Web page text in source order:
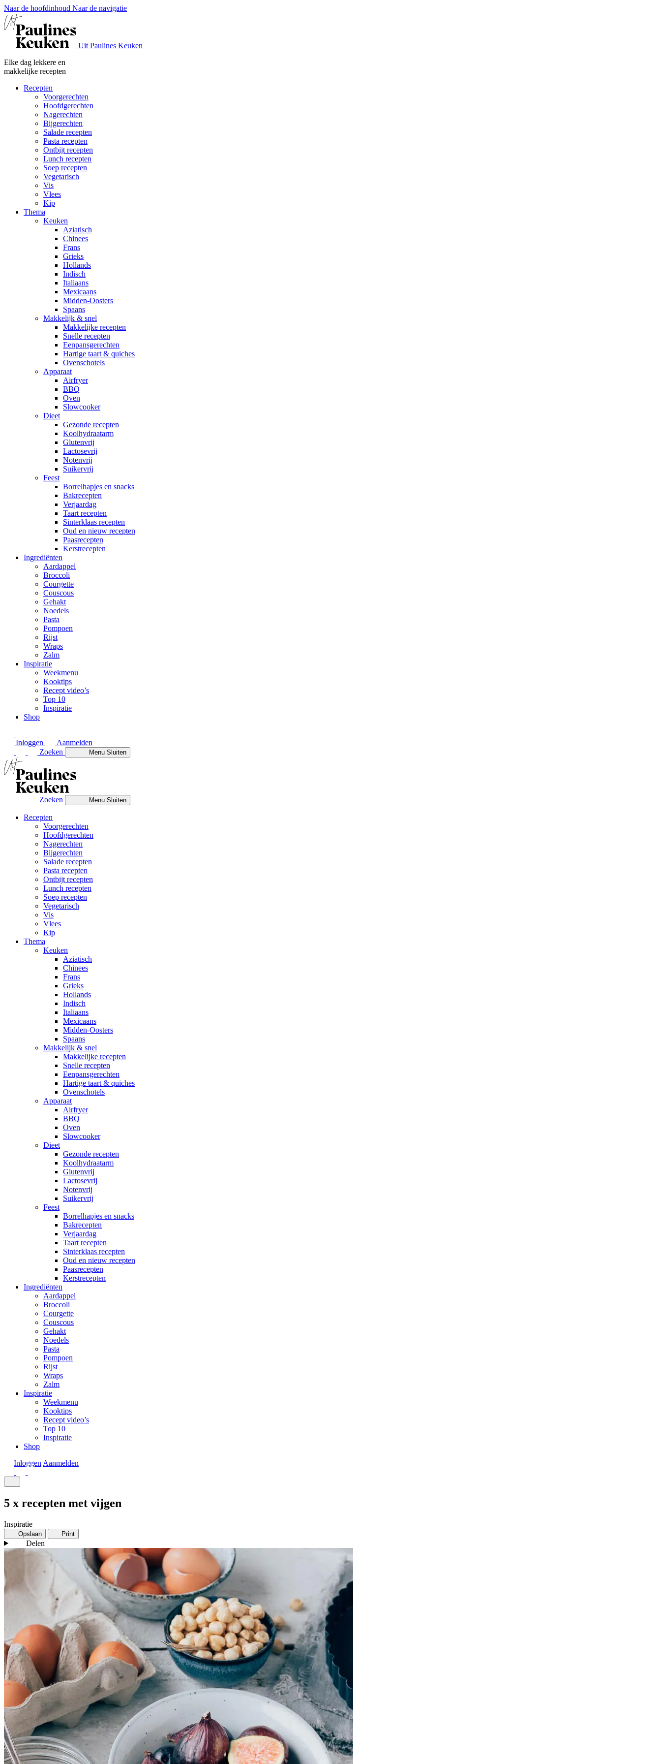
Naar de hoofdinhoud Naar de navigatie
Uit Paulines Keuken
Elke dag lekkere en
makkelijke recepten
Recepten
Voorgerechten
Hoofdgerechten
Nagerechten
Bijgerechten
Salade recepten
Pasta recepten
Ontbijt recepten
Lunch recepten
Soep recepten
Vegetarisch
Vis
Vlees
Kip
Thema
Keuken
Aziatisch
Chinees
Frans
Grieks
Hollands
Indisch
Italiaans
Mexicaans
Midden-Oosters
Spaans
Makkelijk & snel
Makkelijke recepten
Snelle recepten
Eenpansgerechten
Hartige taart & quiches
Ovenschotels
Apparaat
Airfryer
BBQ
Oven
Slowcooker
Dieet
Gezonde recepten
Koolhydraatarm
Glutenvrij
Lactosevrij
Notenvrij
Suikervrij
Feest
Borrelhapjes en snacks
Bakrecepten
Verjaardag
Taart recepten
Sinterklaas recepten
Oud en nieuw recepten
Paasrecepten
Kerstrecepten
Ingrediënten
Aardappel
Broccoli
Courgette
Couscous
Gehakt
Noedels
Pasta
Pompoen
Rijst
Wraps
Zalm
Inspiratie
Weekmenu
Kooktips
Recept video’s
Top 10
Inspiratie
Shop
Inloggen
Aanmelden
Zoeken
MenuSluiten
Zoeken MenuSluiten
Recepten
Voorgerechten
Hoofdgerechten
Nagerechten
Bijgerechten
Salade recepten
Pasta recepten
Ontbijt recepten
Lunch recepten
Soep recepten
Vegetarisch
Vis
Vlees
Kip
Thema
Keuken
Aziatisch
Chinees
Frans
Grieks
Hollands
Indisch
Italiaans
Mexicaans
Midden-Oosters
Spaans
Makkelijk & snel
Makkelijke recepten
Snelle recepten
Eenpansgerechten
Hartige taart & quiches
Ovenschotels
Apparaat
Airfryer
BBQ
Oven
Slowcooker
Dieet
Gezonde recepten
Koolhydraatarm
Glutenvrij
Lactosevrij
Notenvrij
Suikervrij
Feest
Borrelhapjes en snacks
Bakrecepten
Verjaardag
Taart recepten
Sinterklaas recepten
Oud en nieuw recepten
Paasrecepten
Kerstrecepten
Ingrediënten
Aardappel
Broccoli
Courgette
Couscous
Gehakt
Noedels
Pasta
Pompoen
Rijst
Wraps
Zalm
Inspiratie
Weekmenu
Kooktips
Recept video’s
Top 10
Inspiratie
Shop
Inloggen Aanmelden
5 x recepten met vijgen
Inspiratie
Opslaan Print
Delen